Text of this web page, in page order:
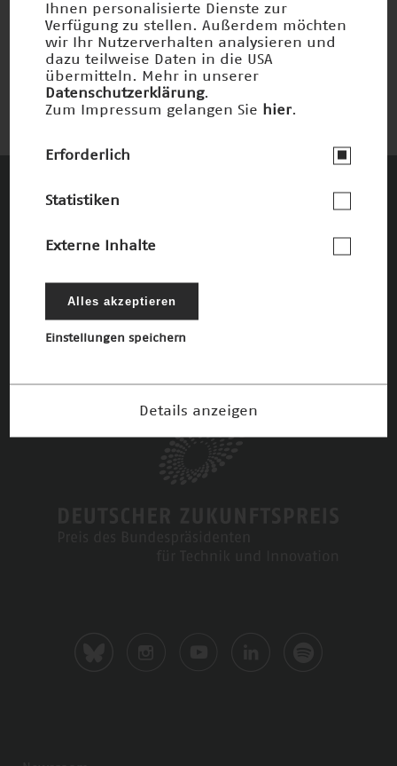
UV-Werkstoffmodifikation
Nominiert 2004
Diese Unternehmen und Stiftungen
die damit verbundenen Ziele
Die Förderer
Ihnen personalisierte Dienste zur
Verfügung zu stellen. Außerdem möchten
wir Ihr Nutzerverhalten analysieren und
dazu teilweise Daten in die USA
übermitteln. Mehr in unserer
Datenschutzerklärung.
Zum Impressum gelangen Sie
hier.
Erforderlich
Statistiken
Externe Inhalte
Alles akzeptieren
Einstellungen speichern
Details anzeigen